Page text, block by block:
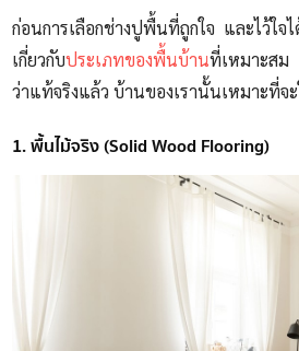
ก่อนการเลือกช่างปูพื้นที่ถูกใจ และไว้ใ
เกี่ยวกับประเภทของพื้นบ้านที่เหมาะสม
ว่าแท้จริงแล้ว บ้านของเรานั้นเหมาะที่จ
1. พื้นไม้จริง (Solid Wood Flooring)